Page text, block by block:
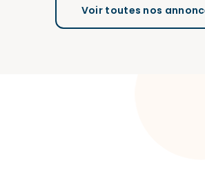
Voir toutes nos